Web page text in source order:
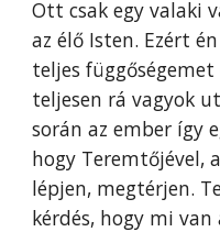
Ott csak egy valaki
az élő Isten. Ezért
teljes
teljesen rá vagyok
során az ember így
hogy Teremtőjével,
lépjen, megtérjen.
kérdés, hogy mi